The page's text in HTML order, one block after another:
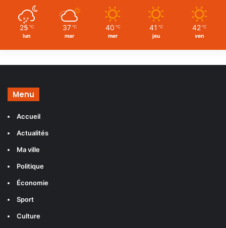
25 ℃
lun
37 ℃
mar
40 ℃
mer
41 ℃
jeu
42 ℃
ven
Menu
Accueil
Actualités
Ma ville
Politique
Économie
Sport
Culture